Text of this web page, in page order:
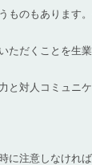
ものもあります
ただくことを生
と対人コミュニ
に注意しなけれ